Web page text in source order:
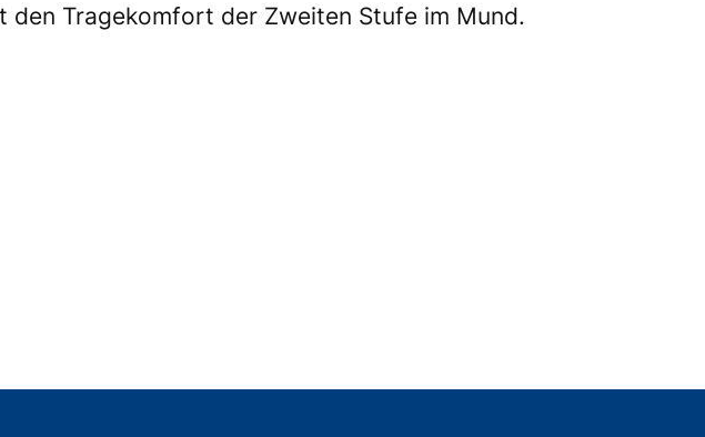
den Tragekomfort der Zweiten Stufe im Mund.